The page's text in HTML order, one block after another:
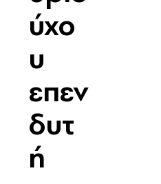
ύχο
υ
επεν
δυτ
ή